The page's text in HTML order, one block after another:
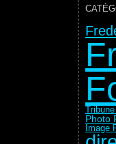
Photo
Image